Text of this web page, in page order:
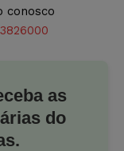
conosco
as
do